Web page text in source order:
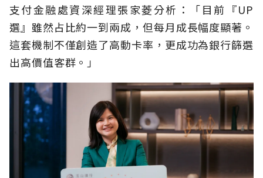
支付金融處資深經理張家菱分析：「目前『UP
選』雖然占比約一到兩成，但每月成長幅度顯著。
這套機制不僅創造了高動卡率，更成功為銀行篩選
出高價值客群。」